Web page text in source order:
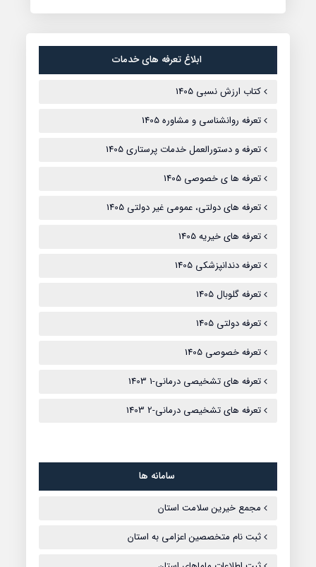
ابلاغ تعرفه های خدمات
کتاب ارزش نسبی 1405
تعرفه روانشناسی و مشاوره 1405
تعرفه و دستورالعمل خدمات پرستاری 1405
تعرفه ها ی خصوصی 1405
تعرفه های دولتی، عمومی غیر دولتی 1405
تعرفه های خیریه 1405
تعرفه دندانپزشکی 1405
تعرفه گلوبال 1405
تعرفه دولتی 1405
تعرفه خصوصی 1405
تعرفه های تشخیصی درمانی-1 1403
تعرفه های تشخیصی درمانی-2 1403
سامانه ها
مجمع خیرین سلامت استان
ثبت نام متخصصین اعزامی به استان